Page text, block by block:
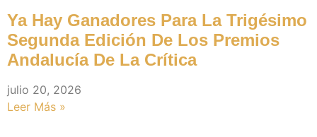
Ya Hay Ganadores Para La Trigésimo
Segunda Edición De Los Premios
Andalucía De La Crítica
julio 20, 2026
Leer Más »